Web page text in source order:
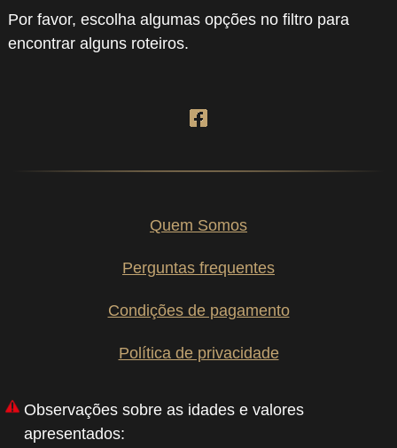
Por favor, escolha algumas opções no filtro para
encontrar alguns roteiros.
Quem Somos
Perguntas frequentes
Condições de pagamento
Política de privacidade
Observações sobre as idades e valores
apresentados: